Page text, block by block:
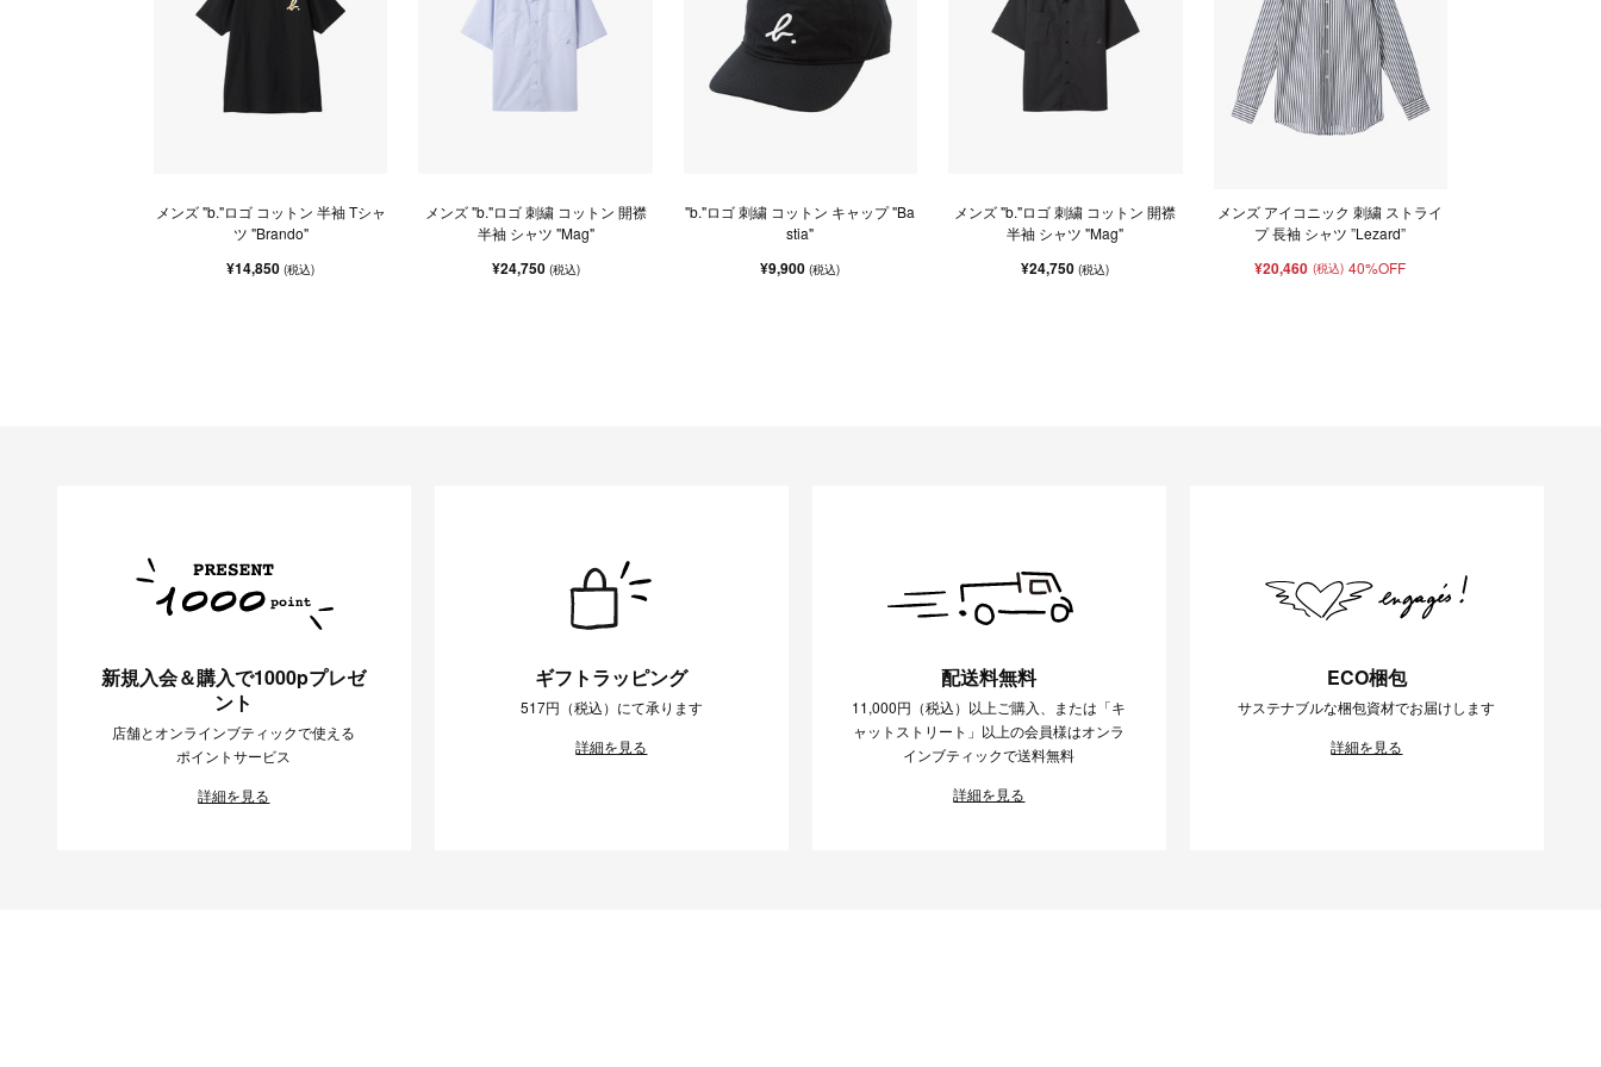
メンズ "b."ロゴ コットン 半袖 Tシャ
ツ "Brando"
¥14,850(税込)
メンズ "b."ロゴ 刺繍 コットン 開襟
半袖 シャツ "Mag"
¥24,750 (税込)
"b."ロゴ 刺繍 コットン キャップ "Ba
stia"
¥9,900(税込)
メンズ "b."ロゴ 刺繍 コットン 開襟
半袖 シャツ "Mag"
¥24,750(税込)
メンズ アイコニック 刺繍 ストライ
プ 長袖 シャツ ”Lezard”
¥20,460 (税込) 40%OFF
新規入会＆購入で1000pプレゼ
ント
店舗とオンラインブティックで使える
ポイントサービス
詳細を見る
ギフトラッピング
517円（税込）にて承ります
詳細を見る
配送料無料
11,000円（税込）以上ご購入、または「キ
ャットストリート」以上の会員様はオンラ
インブティックで送料無料
詳細を見る
ECO梱包
サステナブルな梱包資材でお届けします
詳細を見る